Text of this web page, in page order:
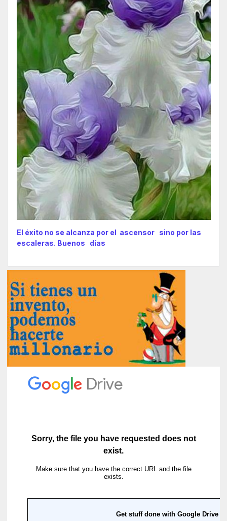
El éxito no se alcanza por el ascensor sino por las
escaleras. Buenos días